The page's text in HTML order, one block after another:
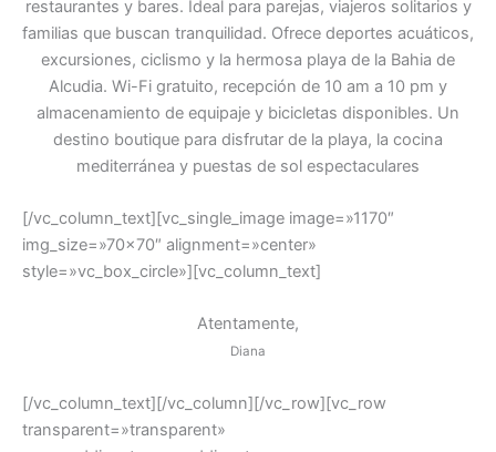
restaurantes y bares. Ideal para parejas, viajeros solitarios y
familias que buscan tranquilidad. Ofrece deportes acuáticos,
excursiones, ciclismo y la hermosa playa de la Bahia de
Alcudia. Wi-Fi gratuito, recepción de 10 am a 10 pm y
almacenamiento de equipaje y bicicletas disponibles. Un
destino boutique para disfrutar de la playa, la cocina
mediterránea y puestas de sol espectaculares
[/vc_column_text][vc_single_image image=»1170″
img_size=»70×70″ alignment=»center»
style=»vc_box_circle»][vc_column_text]
Atentamente,
Diana
[/vc_column_text][/vc_column][/vc_row][vc_row
transparent=»transparent»